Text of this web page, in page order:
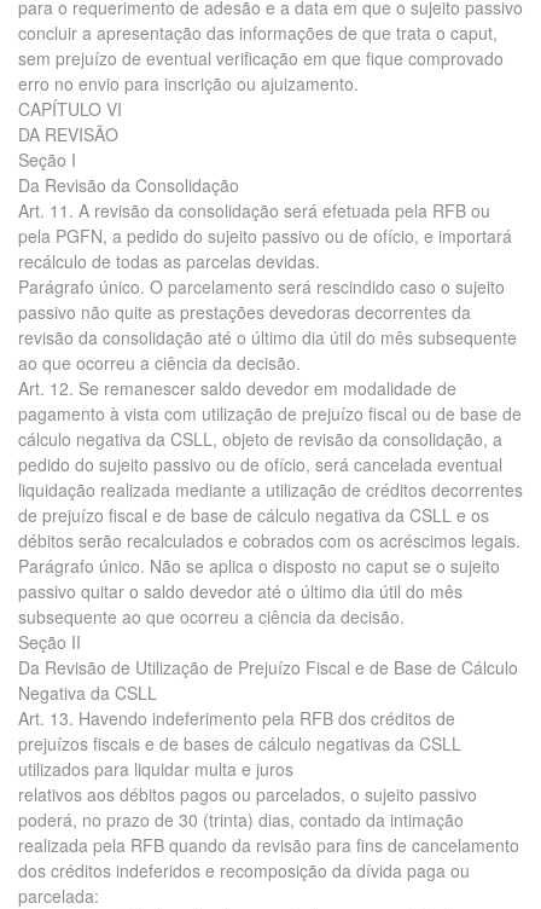
para o requerimento de adesão e a data em que o sujeito passivo
concluir a apresentação das informações de que trata o caput,
sem prejuízo de eventual verificação em que fique comprovado
erro no envio para inscrição ou ajuizamento.
CAPÍTULO VI
DA REVISÃO
Seção I
Da Revisão da Consolidação
Art. 11. A revisão da consolidação será efetuada pela RFB ou
pela PGFN, a pedido do sujeito passivo ou de ofício, e importará
recálculo de todas as parcelas devidas.
Parágrafo único. O parcelamento será rescindido caso o sujeito
passivo não quite as prestações devedoras decorrentes da
revisão da consolidação até o último dia útil do mês subsequente
ao que ocorreu a ciência da decisão.
Art. 12. Se remanescer saldo devedor em modalidade de
pagamento à vista com utilização de prejuízo fiscal ou de base de
cálculo negativa da CSLL, objeto de revisão da consolidação, a
pedido do sujeito passivo ou de ofício, será cancelada eventual
liquidação realizada mediante a utilização de créditos decorrentes
de prejuízo fiscal e de base de cálculo negativa da CSLL e os
débitos serão recalculados e cobrados com os acréscimos legais.
Parágrafo único. Não se aplica o disposto no caput se o sujeito
passivo quitar o saldo devedor até o último dia útil do mês
subsequente ao que ocorreu a ciência da decisão.
Seção II
Da Revisão de Utilização de Prejuízo Fiscal e de Base de Cálculo
Negativa da CSLL
Art. 13. Havendo indeferimento pela RFB dos créditos de
prejuízos fiscais e de bases de cálculo negativas da CSLL
utilizados para liquidar multa e juros
relativos aos débitos pagos ou parcelados, o sujeito passivo
poderá, no prazo de 30 (trinta) dias, contado da intimação
realizada pela RFB quando da revisão para fins de cancelamento
dos créditos indeferidos e recomposição da dívida paga ou
parcelada: